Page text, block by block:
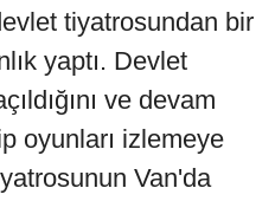
tiyatrosundan bir
yaptı. Devlet
ve devam
oyunları izlemeye
Van'da